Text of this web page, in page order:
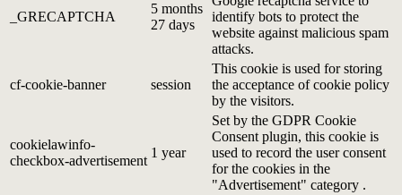
_GRECAPTCHA
5 months
27 days
identify bots to protect the
website against malicious spam
attacks.
cf-cookie-banner session
This cookie is used for storing
the acceptance of cookie policy
by the visitors.
cookielawinfo-
checkbox-advertisement
1 year
Set by the GDPR Cookie
Consent plugin, this cookie is
used to record the user consent
for the cookies in the
"Advertisement" category .